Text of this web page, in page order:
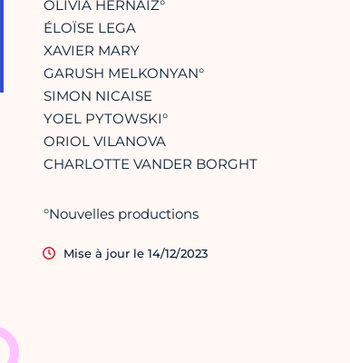
OLIVIA HERNAÏZ°
ÉLOÏSE LEGA
XAVIER MARY
GARUSH MELKONYAN°
SIMON NICAISE
YOEL PYTOWSKI°
ORIOL VILANOVA
CHARLOTTE VANDER BORGHT
°Nouvelles productions
Mise à jour le 14/12/2023